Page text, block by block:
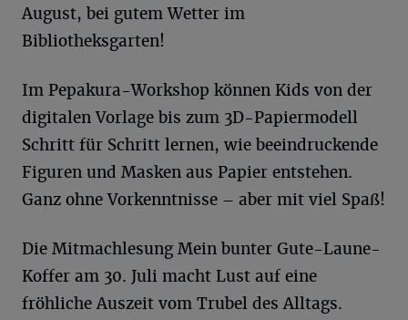
August, bei gutem Wetter im
Bibliotheksgarten!
Im Pepakura-Workshop können Kids von der
digitalen Vorlage bis zum 3D-Papiermodell
Schritt für Schritt lernen, wie beeindruckende
Figuren und Masken aus Papier entstehen.
Ganz ohne Vorkenntnisse – aber mit viel Spaß!
Die Mitmachlesung Mein bunter Gute-Laune-
Koffer am 30. Juli macht Lust auf eine
fröhliche Auszeit vom Trubel des Alltags.